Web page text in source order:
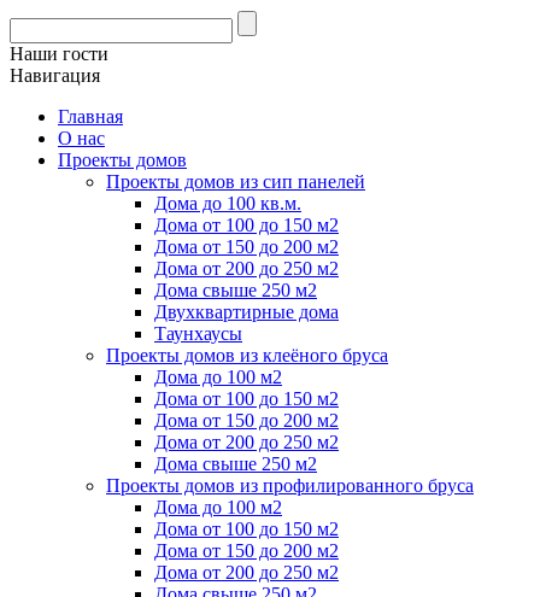
Наши гости
Навигация
Главная
О нас
Проекты домов
Проекты домов из сип панелей
Дома до 100 кв.м.
Дома от 100 до 150 м2
Дома от 150 до 200 м2
Дома от 200 до 250 м2
Дома свыше 250 м2
Двухквартирные дома
Таунхаусы
Проекты домов из клеёного бруса
Дома до 100 м2
Дома от 100 до 150 м2
Дома от 150 до 200 м2
Дома от 200 до 250 м2
Дома свыше 250 м2
Проекты домов из профилированного бруса
Дома до 100 м2
Дома от 100 до 150 м2
Дома от 150 до 200 м2
Дома от 200 до 250 м2